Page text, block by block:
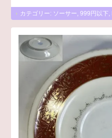
カテゴリー: ソーサー ,999円以下